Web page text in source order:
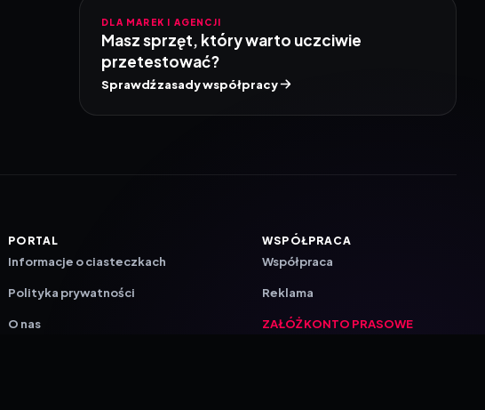
DLA MAREK I AGENCJI
Masz sprzęt, który warto uczciwie
przetestować?
Sprawdź zasady współpracy
PORTAL
Informacje o ciasteczkach
Polityka prywatności
O nas
WSPÓŁPRACA
Współpraca
Reklama
ZAŁÓŻ KONTO PRASOWE